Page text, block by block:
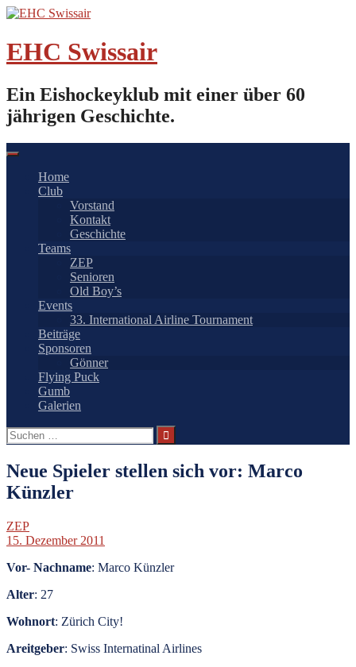
Springe
Inhalt
EHC Swissair
Ein Eishockeyklub mit einer über 60
jährigen Geschichte.
Home
Club
Vorstand
Kontakt
Geschichte
Teams
ZEP
Senioren
Old Boy’s
Events
33. International Airline Tournament
Beiträge
Sponsoren
Gönner
Flying Puck
Gumb
Galerien
Suchen
nach:
Neue Spieler stellen sich vor: Marco
Künzler
ZEP
15. Dezember 2011
Vor- Nachname: Marco Künzler
Alter: 27
Wohnort: Zürich City!
Areitgeber: Swiss Internatinal Airlines